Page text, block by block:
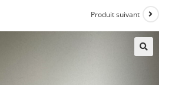
Produit suivant